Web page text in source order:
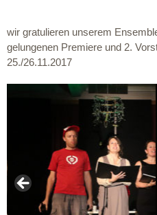
wir gratulieren unserem
gelungenen Premiere und 2.
25./26.11.2017